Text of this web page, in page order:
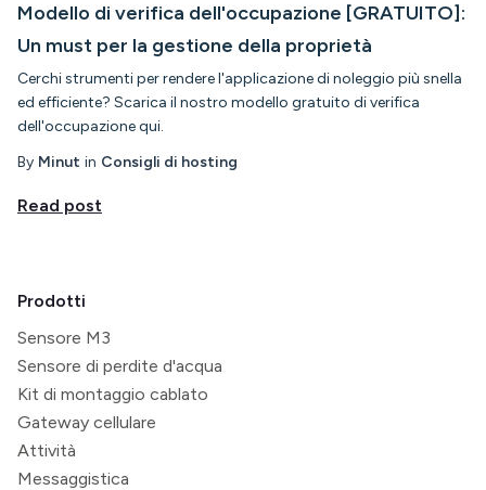
Modello di verifica dell'occupazione [GRATUITO]:
Un must per la gestione della proprietà
Cerchi strumenti per rendere l'applicazione di noleggio più snella
ed efficiente? Scarica il nostro modello gratuito di verifica
dell'occupazione qui.
By Minut in Consigli di hosting
Read post
Prodotti
Sensore M3
Sensore di perdite d'acqua
Kit di montaggio cablato
Gateway cellulare
Attività
Messaggistica